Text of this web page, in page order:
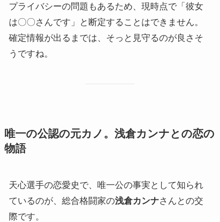
プライバシーの問題もあるため、現時点で「彼女
は〇〇さんです」と断定することはできません。
確定情報が出るまでは、そっと見守るのが良さそ
うですね。
唯一の公認の元カノ。浅倉カンナとの恋の
物語
天心選手の恋愛史で、唯一公の事実として知られ
ているのが、総合格闘家の浅倉カンナさんとの交
際です。